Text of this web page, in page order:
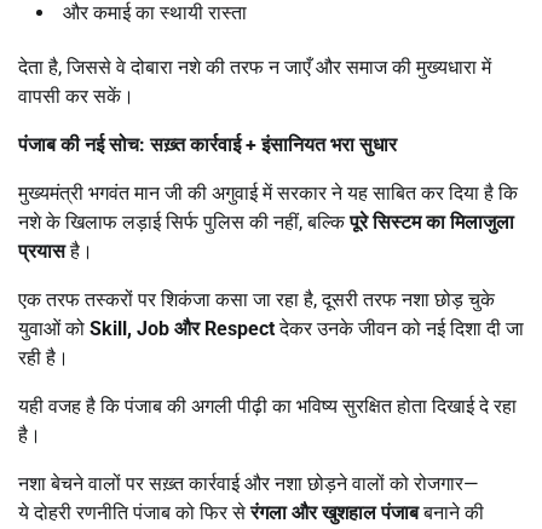
और कमाई का स्थायी रास्ता
देता है, जिससे वे दोबारा नशे की तरफ न जाएँ और समाज की मुख्यधारा में
वापसी कर सकें।
पंजाब की नई सोच: सख़्त कार्रवाई + इंसानियत भरा सुधार
मुख्यमंत्री भगवंत मान जी की अगुवाई में सरकार ने यह साबित कर दिया है कि
नशे के खिलाफ लड़ाई सिर्फ पुलिस की नहीं, बल्किपूरे सिस्टम का मिलाजुला
प्रयासहै।
एक तरफ तस्करों पर शिकंजा कसा जा रहा है, दूसरी तरफ नशा छोड़ चुके
युवाओं को Skill, Job और Respectदेकर उनके जीवन को नई दिशा दी जा
रही है।
यही वजह है कि पंजाब की अगली पीढ़ी का भविष्य सुरक्षित होता दिखाई दे रहा
है।
नशा बेचने वालों पर सख़्त कार्रवाई और नशा छोड़ने वालों को रोजगार—
ये दोहरी रणनीति पंजाब को फिर सेरंगला और खुशहाल पंजाबबनाने की